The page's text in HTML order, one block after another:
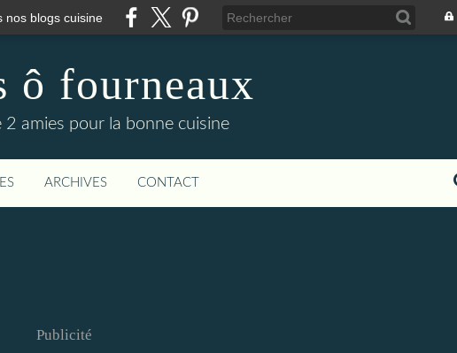
nos blogs cuisine
ô fourneaux
2 amies pour la bonne cuisine
ARCHIVES CONTACT
Publicité